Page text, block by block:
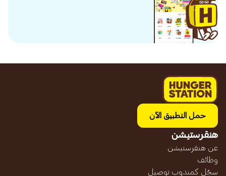
حمل التطبيق الآن
هنقرستيشن
عن هنقرستيشن
وظائف
سجّل كمندوب توصيل